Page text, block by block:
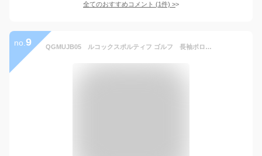
全てのおすすめコメント (1件) >
no. 9 QGMUJB05 ルコックスポルティフ ゴルフ 長袖ポロシャツ メンズ ウェア le coq sportif GOLF